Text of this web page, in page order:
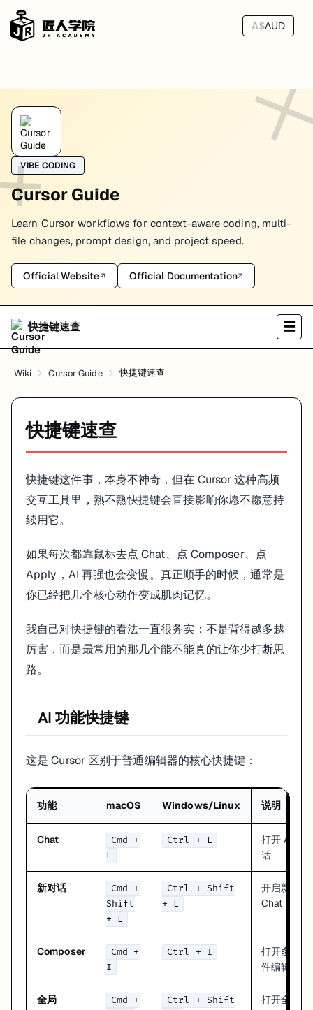
A$AUD
快捷键速查
快捷键这件事，本身不神奇，但在 Cursor 这种高频交互工具里，熟不
如果每次都靠鼠标去点 Chat、点 Composer、点 Apply，AI 再强也会
我自己对快捷键的看法一直很务实：不是背得越多越厉害，而是最常用
AI 功能快捷键
功能 macOS Windows/Linux
新对话
Cmd + Shift + L Ctrl + Shift + L 开启新的
Composer
Cmd + I
打开多文
全局 Composer
打开全局
内联编辑
接受 Tab 补全
Tab
下一个建议
查看下一
上一个建议
Alt + [
Chat 快捷操作
在 Chat 面板中的快捷键：
操作 macOS
Windows/Linux
发送消息 Enter
清空输入 Cmd + Backspace Ctrl + Backspace
复制代码 Cmd + C Ctrl + C
应用代码 点击 Apply 点击 Apply
编辑器快捷键
因为 Cursor 基于 VS Code，所以很多基础操作你本来就熟。真正需要
文件操作
新建文件 Cmd + N Ctrl + N
打开文件 Cmd + O Ctrl + O
Cmd + S Ctrl + S
全部保存 Cmd + Alt + S Ctrl + Alt + S
关闭文件 Cmd + W Ctrl + W
关闭所有 Cmd + K W Ctrl + K W
macOS
Cmd + Z Ctrl + Z
Cmd + Shift + Z Ctrl + Shift + Z
Alt + Shift + ↓/↑ Alt + Shift + ↓/↑
删除行 Cmd + Shift + K Ctrl + Shift + K
Cmd + / Ctrl + /
Cmd + Shift + /
Cmd + ] Ctrl + ]
取消缩进 Cmd + [ Ctrl + [
VIBE CODING
Cursor Guide
Learn Cursor workflows for context-aware coding, multi-
file changes, prompt design, and project speed.
Official Website↗ Official Documentation↗
快捷键速查 ☰
Wiki Cursor Guide 快捷键速查
快捷键速查
快捷键这件事，本身不神奇，但在 Cursor 这种高频
交互工具里，熟不熟快捷键会直接影响你愿不愿意持
续用它。
如果每次都靠鼠标去点 Chat、点 Composer、点
Apply，AI 再强也会变慢。真正顺手的时候，通常是
你已经把几个核心动作变成肌肉记忆。
我自己对快捷键的看法一直很务实：不是背得越多越
厉害，而是最常用的那几个能不能真的让你少打断思
路。
AI 功能快捷键
这是 Cursor 区别于普通编辑器的核心快捷键：
功能 macOS Windows/Linux 说明
Chat
Cmd +
L
Ctrl + L
打开 AI 对
话
新对话
Cmd +
Shift
+ L
Ctrl + Shift
+ L
开启新的
Chat
Composer
Cmd +
I
Ctrl + I
打开多文
件编辑器
全局
Cmd +
Ctrl + Shift
打开全局